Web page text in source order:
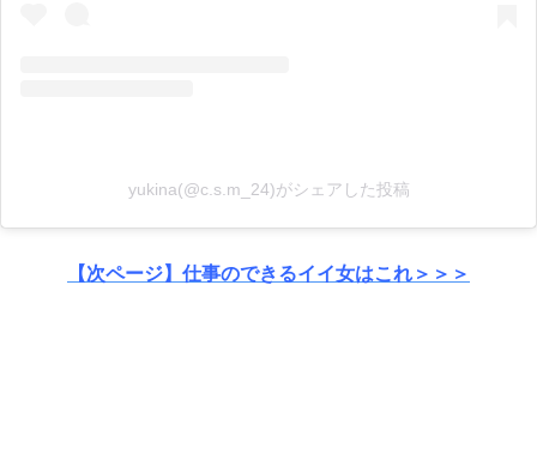
yukina(@c.s.m_24)がシェアした投稿
【次ページ】仕事のできるイイ女はこれ＞＞＞